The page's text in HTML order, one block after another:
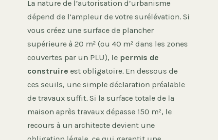
La nature de l’autorisation d’urbanisme
dépend de l’ampleur de votre surélévation. Si
vous créez une surface de plancher
supérieure à 20 m² (ou 40 m² dans les zones
couvertes par un PLU), le permis de
construire est obligatoire. En dessous de
ces seuils, une simple déclaration préalable
de travaux suffit. Si la surface totale de la
maison après travaux dépasse 150 m², le
recours à un architecte devient une